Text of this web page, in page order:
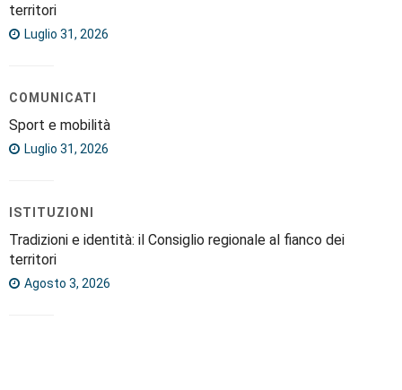
territori
Luglio 31, 2026
COMUNICATI
Sport e mobilità
Luglio 31, 2026
ISTITUZIONI
Tradizioni e identità: il Consiglio regionale al fianco dei
territori
Agosto 3, 2026